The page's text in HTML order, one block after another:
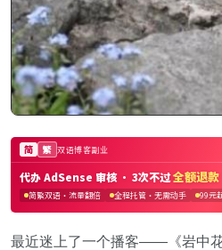
最近迷上了一个播客——《岩中